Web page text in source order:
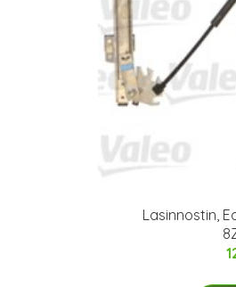
Lasinnostin,